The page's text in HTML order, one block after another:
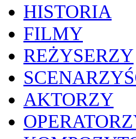
HISTORIA
FILMY
REŻYSERZY
AKTORZY